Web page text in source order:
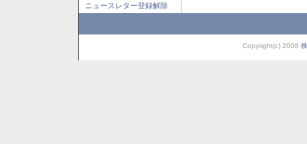
ニュースレター登録解除
Copyright(c) 2008